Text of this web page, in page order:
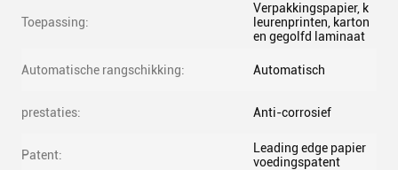
Toepassing:
Verpakkingspapier, k
leurenprinten, karton
en gegolfd laminaat
Automatische rangschikking: Automatisch
prestaties: Anti-corrosief
Patent:
Leading edge papier
voedingspatent